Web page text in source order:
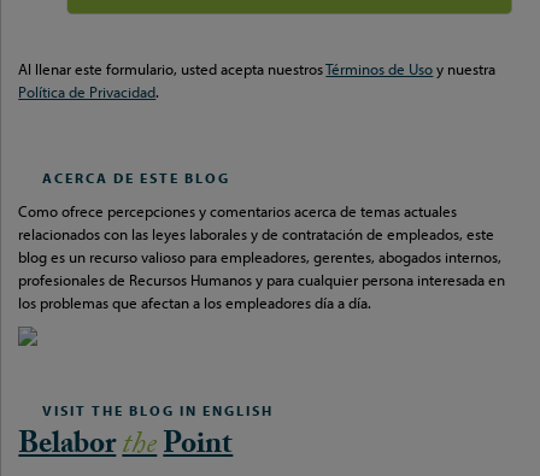
url
Al llenar este formulario, usted acepta nuestrosTérminos de Usoy nuestra
Política de Privacidad.
ACERCA DE ESTE BLOG
Como ofrece percepciones y comentarios acerca de temas actuales
relacionados con las leyes laborales y de contratación de empleados, este
blog es un recurso valioso para empleadores, gerentes, abogados internos,
profesionales de Recursos Humanos y para cualquier persona interesada en
los problemas que afectan a los empleadores día a día.
VISIT THE BLOG IN ENGLISH
BelaborthePoint